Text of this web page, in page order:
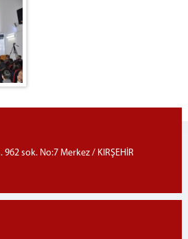
962 sok. No:7 Merkez / KIRŞEHİR